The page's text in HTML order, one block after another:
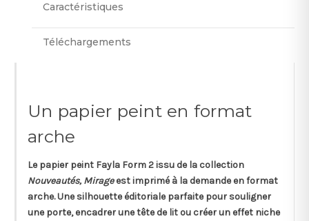
Caractéristiques
Téléchargements
Un papier peint en format
arche
Le papier peint Fayla Form 2issu de la collection
Nouveautés, Mirageest imprimé à la demande enformat
arche. Une silhouette éditoriale parfaite pour souligner
une porte, encadrer une tête de lit ou créer un effet niche